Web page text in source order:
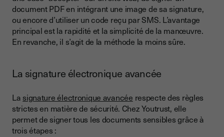
document PDF en intégrant une image de sa signature,
ou encore d’utiliser un code reçu par SMS. L’avantage
principal est la rapidité et la simplicité de la manœuvre.
En revanche, il s’agit de la méthode la moins sûre.
La signature électronique avancée
La signature électronique avancée respecte des règles
strictes en matière de sécurité. Chez Youtrust, elle
permet de signer tous les documents sensibles grâce à
trois étapes :